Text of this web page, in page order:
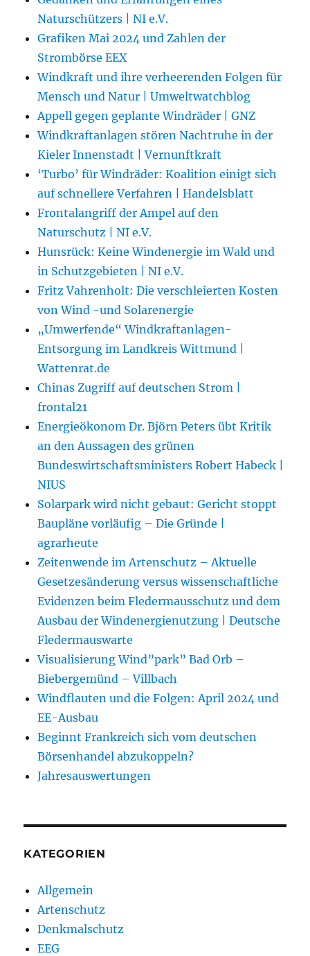
Naturschützers | NI e.V.
Grafiken Mai 2024 und Zahlen der
Strombörse EEX
Windkraft und ihre verheerenden Folgen für
Mensch und Natur | Umweltwatchblog
Appell gegen geplante Windräder | GNZ
Windkraftanlagen stören Nachtruhe in der
Kieler Innenstadt | Vernunftkraft
‘Turbo’ für Windräder: Koalition einigt sich
auf schnellere Verfahren | Handelsblatt
Frontalangriff der Ampel auf den
Naturschutz | NI e.V.
Hunsrück: Keine Windenergie im Wald und
in Schutzgebieten | NI e.V.
Fritz Vahrenholt: Die verschleierten Kosten
von Wind -und Solarenergie
„Umwerfende“ Windkraftanlagen-
Entsorgung im Landkreis Wittmund |
Wattenrat.de
Chinas Zugriff auf deutschen Strom |
frontal21
Energieökonom Dr. Björn Peters übt Kritik
an den Aussagen des grünen
Bundeswirtschaftsministers Robert Habeck |
NIUS
Solarpark wird nicht gebaut: Gericht stoppt
Baupläne vorläufig – Die Gründe |
agrarheute
Zeitenwende im Artenschutz – Aktuelle
Gesetzesänderung versus wissenschaftliche
Evidenzen beim Fledermausschutz und dem
Ausbau der Windenergienutzung | Deutsche
Fledermauswarte
Visualisierung Wind”park” Bad Orb –
Biebergemünd – Villbach
Windflauten und die Folgen: April 2024 und
EE-Ausbau
Beginnt Frankreich sich vom deutschen
Börsenhandel abzukoppeln?
Jahresauswertungen
KATEGORIEN
Allgemein
Artenschutz
Denkmalschutz
EEG